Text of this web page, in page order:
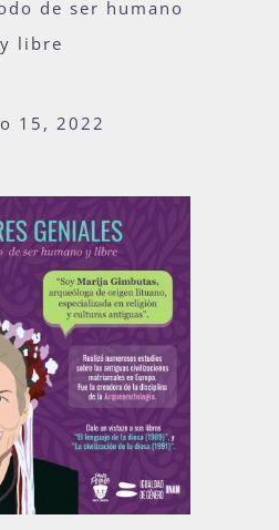
Blog
de ser humano
y libre
15, 2022